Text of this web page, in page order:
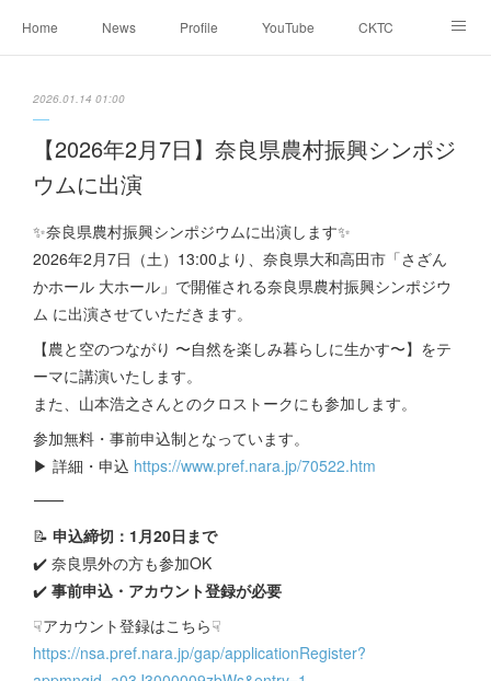
Home News Profile YouTube CKTC
2026.01.14 01:00
【2026年2月7日】奈良県農村振興シンポジ
ウムに出演
✨奈良県農村振興シンポジウムに出演します✨
2026年2月7日（土）13:00より、奈良県大和高田市「さざん
かホール 大ホール」で開催される奈良県農村振興シンポジウ
ム に出演させていただきます。
【農と空のつながり 〜自然を楽しみ暮らしに生かす〜】をテ
ーマに講演いたします。
また、山本浩之さんとのクロストークにも参加します。
参加無料・事前申込制となっています。
▶ 詳細・申込 https://www.pref.nara.jp/70522.htm
⸻
📝 申込締切：1月20日まで
✔️ 奈良県外の方も参加OK
✔️ 事前申込・アカウント登録が必要
☟アカウント登録はこちら☟
https://nsa.pref.nara.jp/gap/applicationRegister?